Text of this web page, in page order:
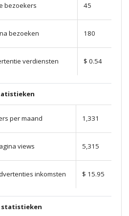
bezoekers 45
bezoeken 180
verdiensten $ 0.54
per maand 1,331
views 5,315
inkomsten $ 15.95
statistieken